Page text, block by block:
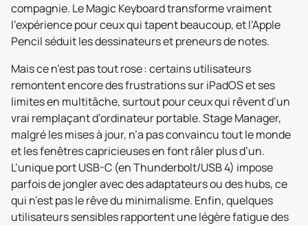
compagnie. Le Magic Keyboard transforme vraiment
l’expérience pour ceux qui tapent beaucoup, et l’Apple
Pencil séduit les dessinateurs et preneurs de notes.
Mais ce n’est pas tout rose : certains utilisateurs
remontent encore des frustrations sur iPadOS et ses
limites en multitâche, surtout pour ceux qui rêvent d’un
vrai remplaçant d’ordinateur portable. Stage Manager,
malgré les mises à jour, n’a pas convaincu tout le monde
et les fenêtres capricieuses en font râler plus d’un.
L’unique port USB-C (en Thunderbolt/USB 4) impose
parfois de jongler avec des adaptateurs ou des hubs, ce
qui n’est pas le rêve du minimalisme. Enfin, quelques
utilisateurs sensibles rapportent une légère fatigue des